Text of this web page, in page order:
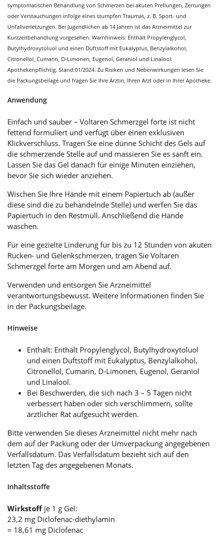
symptomatischen Behandlung von Schmerzen bei akuten Prellungen, Zerrungen
oder Verstauchungen infolge eines stumpfen Traumas, z. B. Sport- und
Unfallverletzungen. Bei Jugendlichen ab 14 Jahren ist das Arzneimittel zur
Kurzzeitbehandlung vorgesehen. Warnhinweis: Enthält Propylenglycol,
Butylhydroxytoluol und einen Duftstoff mit Eukalyptus, Benzylalkohol,
Citronellol, Cumarin, D-Limonen, Eugenol, Geraniol und Linalool.
Apothekenpflichtig. Stand:01/2024. Zu Risiken und Nebenwirkungen lesen Sie
die Packungsbeilage und fragen Sie Ihre Ärztin, Ihren Arzt oder in Ihrer Apotheke.
Anwendung
Einfach und sauber – Voltaren Schmerzgel forte ist nicht
fettend formuliert und verfügt über einen exklusiven
Klickverschluss. Tragen Sie eine dünne Schicht des Gels auf
die schmerzende Stelle auf und massieren Sie es sanft ein.
Lassen Sie das Gel danach für einige Minuten einziehen,
bevor Sie sich wieder anziehen.
Wischen Sie Ihre Hände mit einem Papiertuch ab (außer
diese sind die zu behandelnde Stelle) und werfen Sie das
Papiertuch in den Restmüll. Anschließend die Hände
waschen.
Für eine gezielte Linderung für bis zu 12 Stunden von akuten
Rücken- und Gelenkschmerzen, tragen Sie Voltaren
Schmerzgel forte am Morgen und am Abend auf.
Verwenden und entsorgen Sie Arzneimittel
verantwortungsbewusst. Weitere Informationen finden Sie
in der Packungsbeilage.
Hinweise
Enthält: Enthält Propylenglycol, Butylhydroxytoluol
und einen Duftstoff mit Eukalyptus, Benzylalkohol,
Citronellol, Cumarin, D-Limonen, Eugenol, Geraniol
und Linalool.
Bei Beschwerden, die sich nach 3 – 5 Tagen nicht
verbessert haben oder sich verschlimmern, sollte
ärztlicher Rat aufgesucht werden.
Bitte verwenden Sie dieses Arzneimittel nicht mehr nach
dem auf der Packung oder der Umverpackung angegebenen
Verfallsdatum. Das Verfallsdatum bezieht sich auf den
letzten Tag des angegebenen Monats.
Inhaltsstoffe
Wirkstoff je 1 g Gel:
23,2 mg Diclofenac-diethylamin
= 18,61 mg Diclofenac